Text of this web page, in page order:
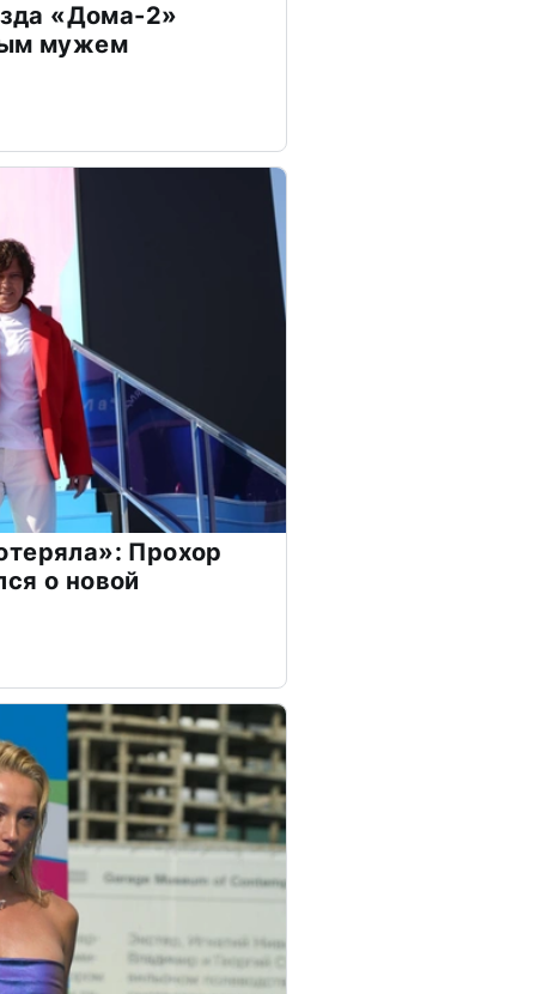
«Дома-2»
мужем
Прохор
о новой